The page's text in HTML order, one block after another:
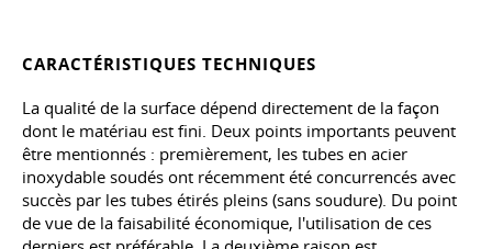
CARACTÉRISTIQUES TECHNIQUES
La qualité de la surface dépend directement de la façon
dont le matériau est fini. Deux points importants peuvent
être mentionnés : premièrement, les tubes en acier
inoxydable soudés ont récemment été concurrencés avec
succès par les tubes étirés pleins (sans soudure). Du point
de vue de la faisabilité économique, l'utilisation de ces